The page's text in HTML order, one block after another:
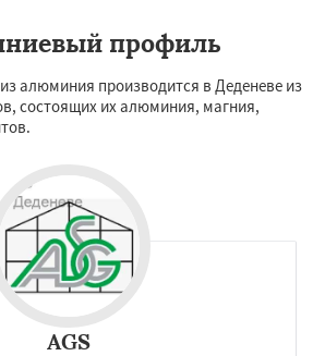
профиль
алюминия производится в Деденеве из
состоящих их алюминия, магния,
AGS